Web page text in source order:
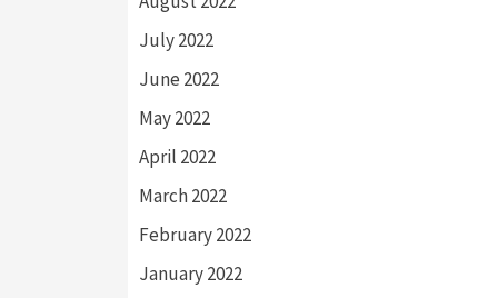
July 2022
June 2022
May 2022
April 2022
March 2022
February 2022
January 2022